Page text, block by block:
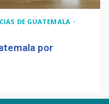
DE GUATEMALA
por